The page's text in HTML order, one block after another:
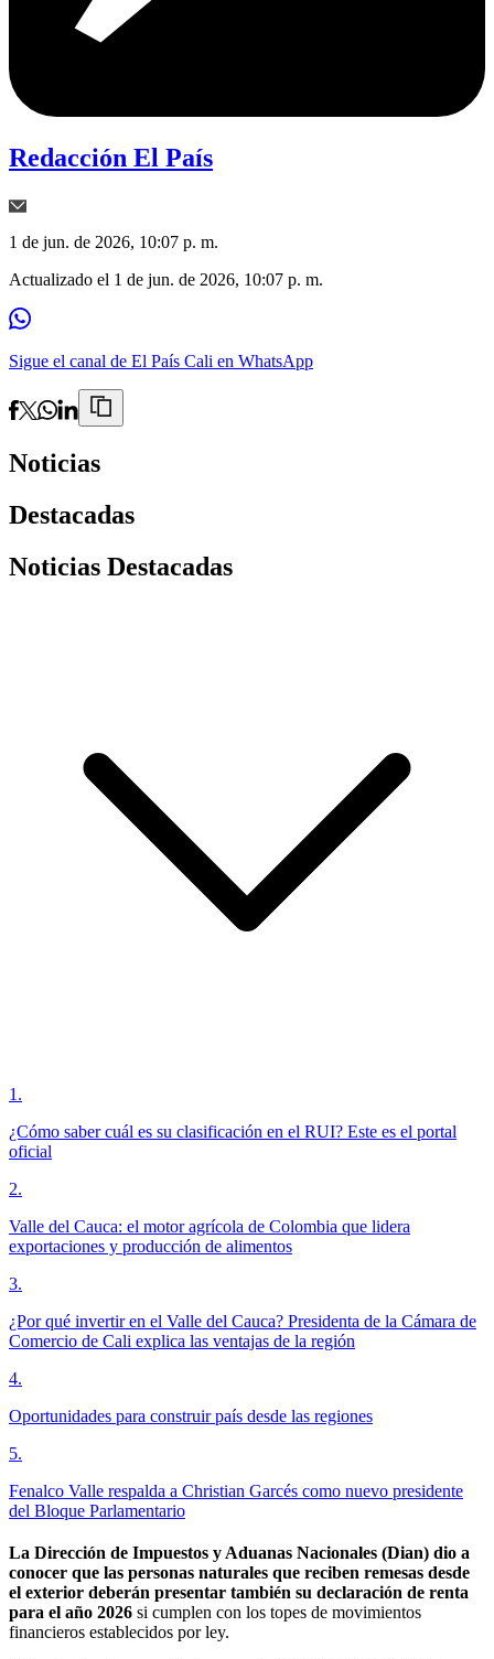
Redacción El País
1 de jun. de 2026, 10:07 p. m.
Actualizado el 1 de jun. de 2026, 10:07 p. m.
Sigue el canal de El País Cali en WhatsApp
Noticias
Destacadas
Noticias Destacadas
1 .
¿Cómo saber cuál es su clasificación en el RUI? Este es el portal
oficial
2.
Valle del Cauca: el motor agrícola de Colombia que lidera
exportaciones y producción de alimentos
3.
¿Por qué invertir en el Valle del Cauca? Presidenta de la Cámara de
Comercio de Cali explica las ventajas de la región
4.
Oportunidades para construir país desde las regiones
5.
Fenalco Valle respalda a Christian Garcés como nuevo presidente
del Bloque Parlamentario
La Dirección de Impuestos y Aduanas Nacionales (Dian) dio a
conocer que las personas naturales que reciben remesas desde
el exterior deberán presentar también su declaración de renta
para el año 2026 si cumplen con los topes de movimientos
financieros establecidos por ley.